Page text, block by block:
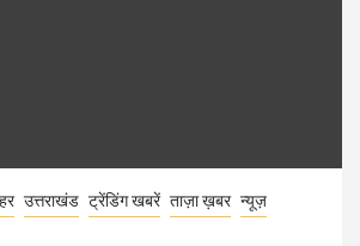
उत्तराखंड ट्रेंडिंग खबरें ताज़ा ख़बर न्यूज़